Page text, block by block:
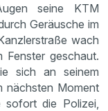
seine KTM
Geräusche im
wach
Fenster geschaut.
sich an seinem
nächsten Moment
sofort die Polizei,